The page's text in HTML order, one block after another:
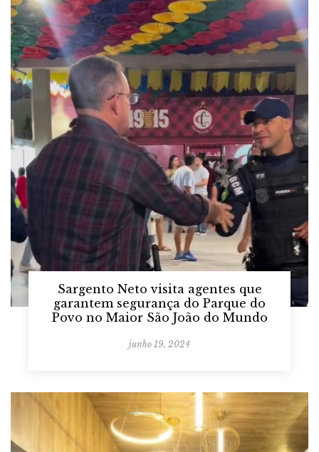
Sargento Neto visita agentes que
garantem segurança do Parque do
Povo no Maior São João do Mundo
junho 19, 2024